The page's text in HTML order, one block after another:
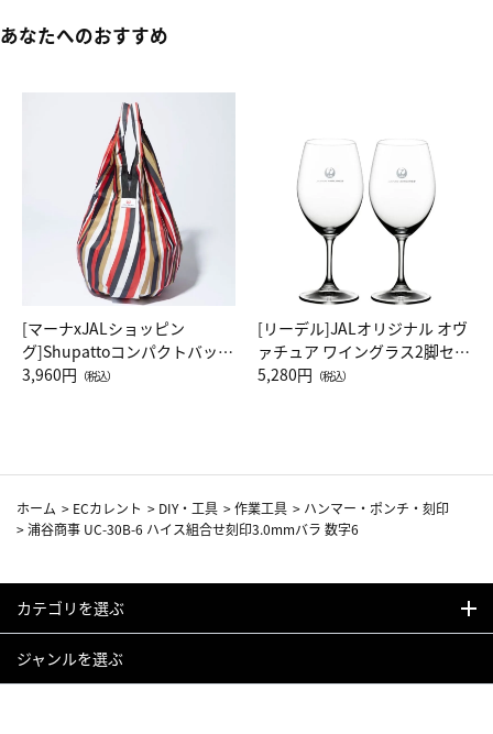
あなたへのおすすめ
[マーナxJALショッピン
グ]Shupattoコンパクトバッグ
Drop JAL客室乗務員（LC）ス
3,960円 （税込）
[リーデル]JALオリジナル オヴ
ァチュア ワイングラス2脚セッ
ト（レッドワイン）
5,280円 （税込）
ホーム > ECカレント > DIY・工具 >作業工具 > ハンマー・ポンチ・刻印
>浦谷商事 UC-30B-6 ハイス組合せ刻印3.0mmバラ 数字6
カテゴリを選ぶ
ジャンルを選ぶ